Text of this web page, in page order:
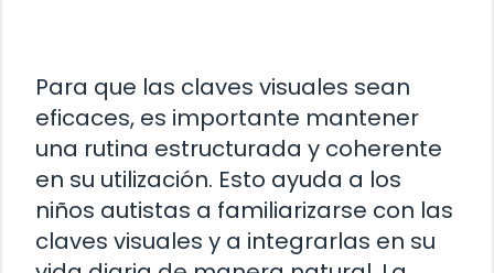
Para que las claves visuales sean
eficaces, es importante mantener
una rutina estructurada y coherente
en su utilización. Esto ayuda a los
niños autistas a familiarizarse con las
claves visuales y a integrarlas en su